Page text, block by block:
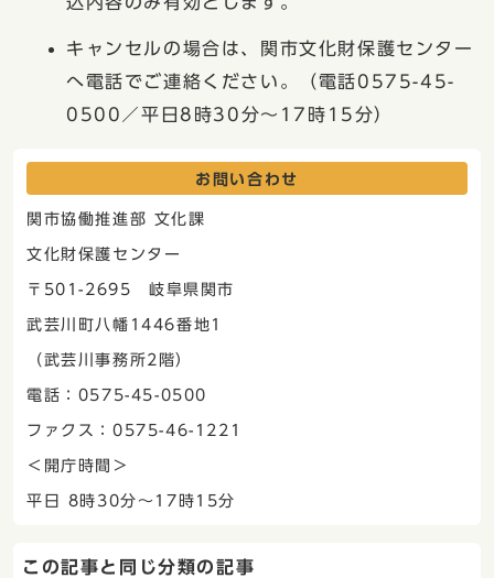
キャンセルの場合は、関市文化財保護センター
へ電話でご連絡ください。（電話0575-45-
0500／平日8時30分～17時15分）
お問い合わせ
関市協働推進部 文化課
文化財保護センター
〒501-2695 岐阜県関市
武芸川町八幡1446番地1
（武芸川事務所2階）
電話：0575-45-0500
ファクス：0575-46-1221
＜開庁時間＞
平日 8時30分〜17時15分
この記事と同じ分類の記事